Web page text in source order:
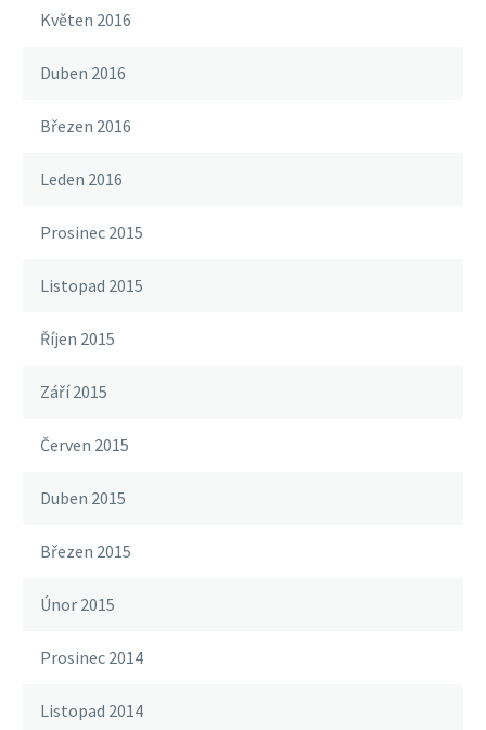
Květen 2016
Duben 2016
Březen 2016
Leden 2016
Prosinec 2015
Listopad 2015
Říjen 2015
Září 2015
Červen 2015
Duben 2015
Březen 2015
Únor 2015
Prosinec 2014
Listopad 2014